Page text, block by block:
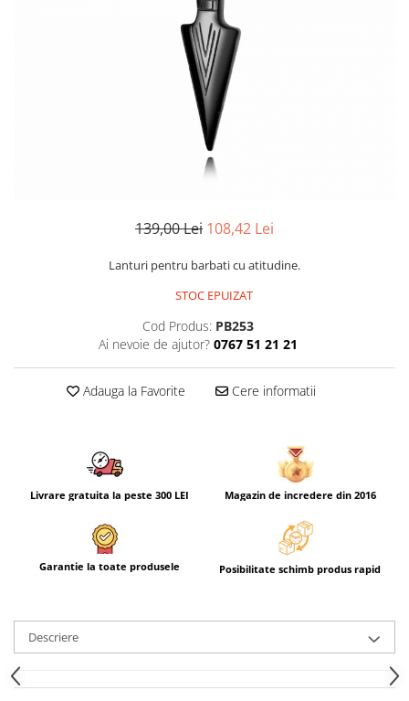
139,00 Lei 108,42 Lei
Lanturi pentru barbati cu atitudine.
STOC EPUIZAT
Cod Produs: PB253
Ai nevoie de ajutor? 0767 51 21 21
Adauga la Favorite Cere informatii
Livrare gratuita la peste 300 LEI Magazin de incredere din 2016
Garantie la toate produsele Posibilitate schimb produs rapid
Descriere